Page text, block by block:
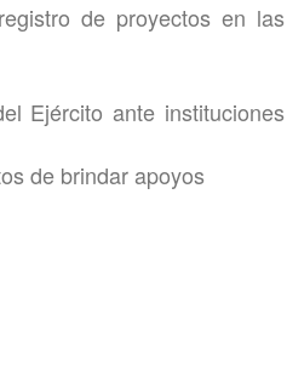
de proyectos en las
Ejército ante instituciones
de brindar apoyos